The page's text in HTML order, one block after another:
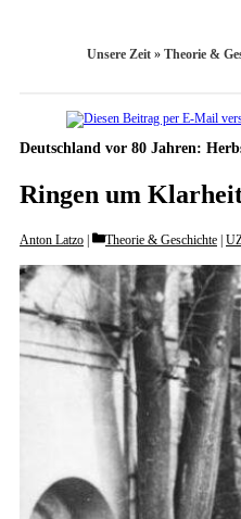
Unsere Zeit » Theorie &
Deutschland vor 80 Jahren:
Ringen um
Anton Latzo Categories
Theorie & Geschichte